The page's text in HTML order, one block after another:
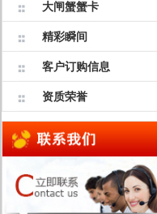
大闸蟹蟹卡
精彩瞬间
客户订购信息
资质荣誉